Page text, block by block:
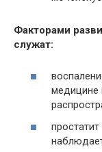
Факторами
служат:
медицине